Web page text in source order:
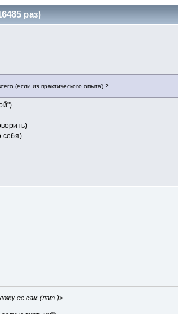
раз)
(если из практического опыта) ?
себя)
ее сам (лат.)>